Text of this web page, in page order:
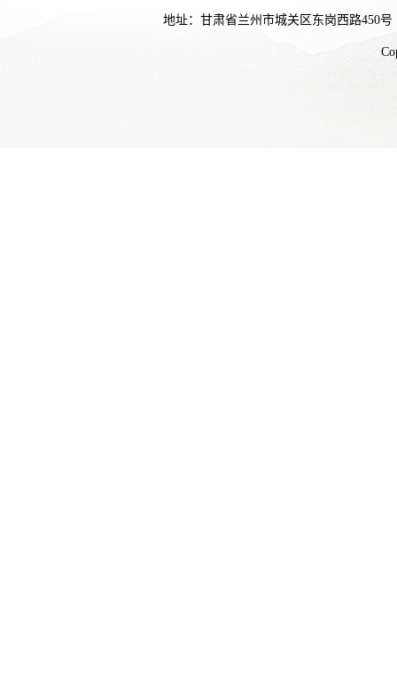
地址：甘肃省兰州市城关区东岗西路450号